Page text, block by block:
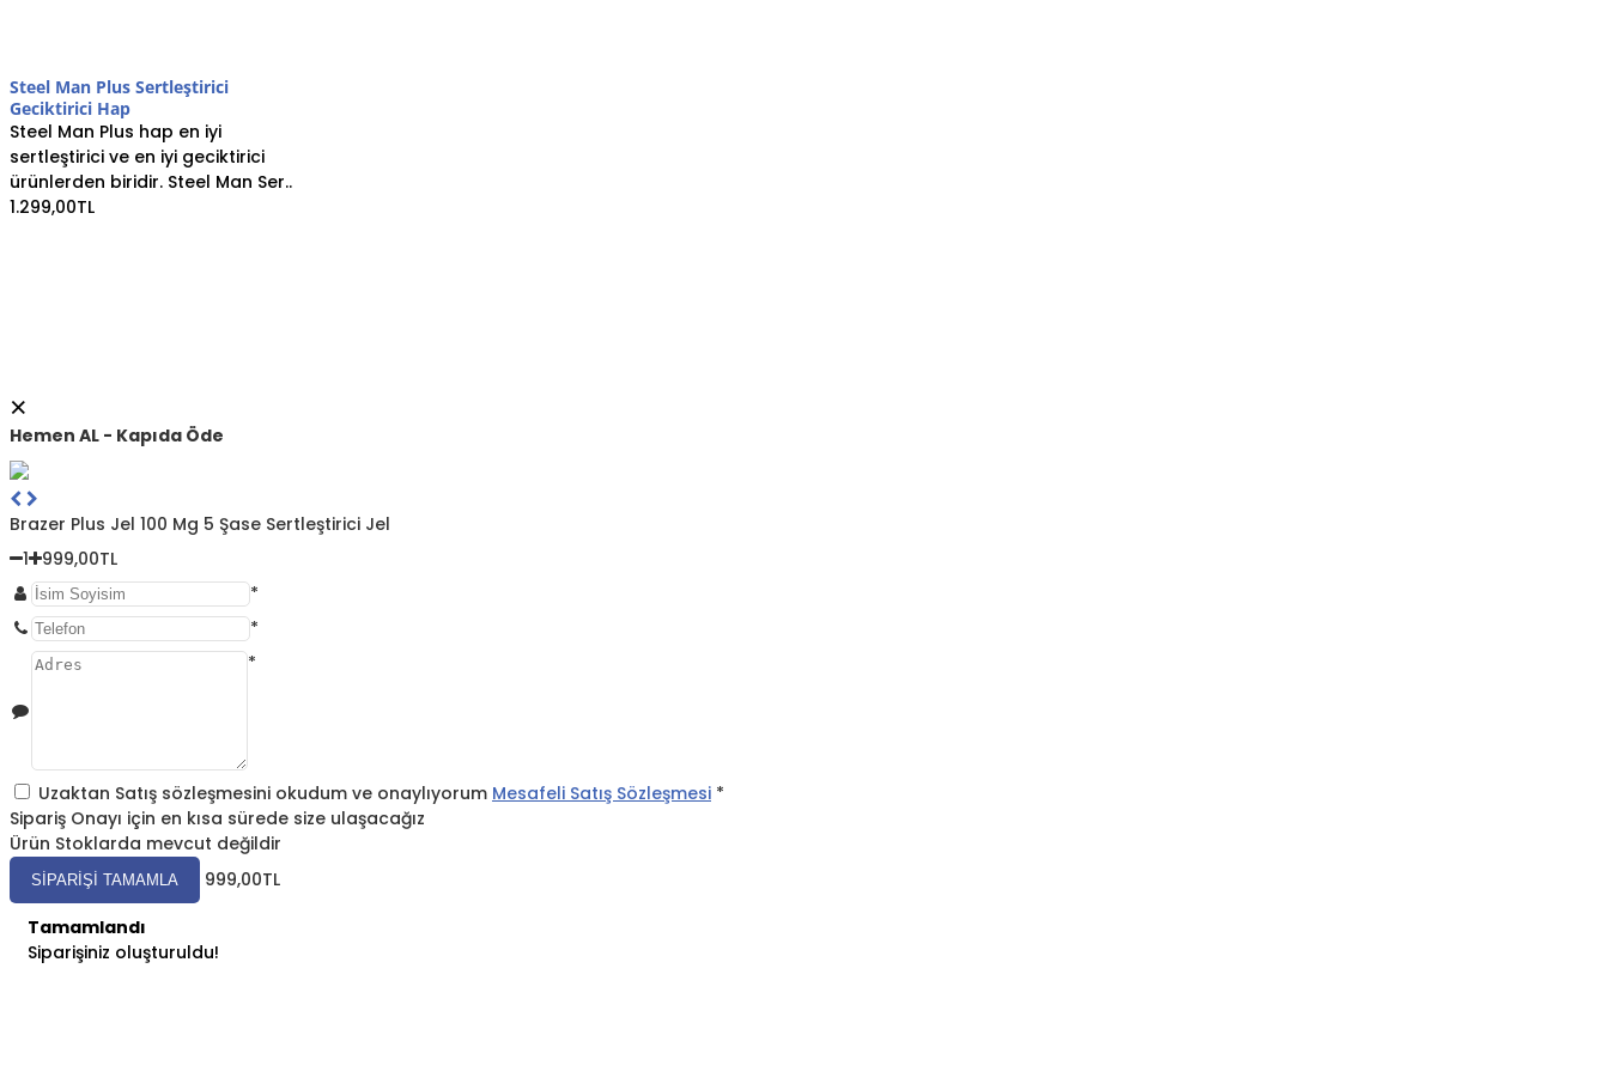
Steel Man Plus Sertleştirici
Geciktirici Hap
Steel Man Plus hap en iyi
sertleştirici ve en iyi geciktirici
ürünlerden biridir. Steel Man Ser..
1.299,00TL
×
Hemen AL - Kapıda Öde
sonraki
Brazer Plus Jel 100 Mg 5 Şase Sertleştirici Jel
1
999,00TL
*
*
*
Uzaktan Satış sözleşmesini okudum ve onaylıyorum Mesafeli Satış Sözleşmesi *
Sipariş Onayı için en kısa sürede size ulaşacağız
Ürün Stoklarda mevcut değildir
SIPARIŞI TAMAMLA
999,00TL
Tamamlandı
Siparişiniz oluşturuldu!